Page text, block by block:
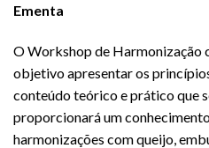
Ementa
O Workshop de Harmonização
objetivo apresentar os
conteúdo teórico e prático que
proporcionará um
harmonizações com queijo,